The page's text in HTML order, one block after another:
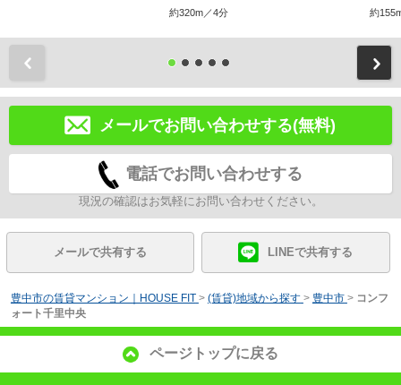
約320m／4分 約
メールでお問い合わせする(無料)
電話でお問い合わせする
現況の確認はお気軽にお問い合わせください。
メールで共有する LINEで共有する
豊中市の賃貸マンション｜HOUSE FIT > (賃貸)地域から探す > 豊中市 > コンフ
ォート千里中央
ページトップに戻る